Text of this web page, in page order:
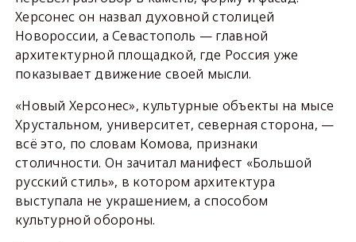
Херсонес он назвал духовной столицей
Новороссии, а Севастополь — главной
архитектурной площадкой, где Россия уже
показывает движение своей мысли.
«Новый Херсонес», культурные объекты на мысе
Хрустальном, университет, северная сторона, —
всё это, по словам Комова, признаки
столичности. Он зачитал манифест «Большой
русский стиль», в котором архитектура
выступала не украшением, а способом
культурной обороны.